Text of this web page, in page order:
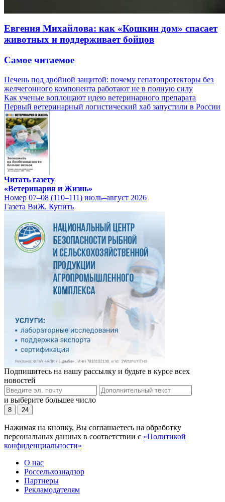
Евгения Михайлова: как «Кошкин дом» спасает
животных и поддерживает бойцов
Самое читаемое
Печень под двойной защитой: почему гепатопротекторы без
желчегонного компонента работают не в полную силу
Как ученые воплощают идею ветеринарного препарата
Первый ветеринарный логистический хаб запустили в России
Читать газету
«Ветеринария и Жизнь»
Номер 07–08 (110–111) июль–август 2026
Газета ВиЖ. Купить
Подпишитесь на нашу рассылку и будьте в курсе всех
новостей
и выберите большее число
8 24
Нажимая на кнопку, Вы соглашаетесь на обработку
персональных данных в соответствии с «Политикой
конфиденциальности»
О нас
Россельхознадзор
Партнеры
Рекламодателям